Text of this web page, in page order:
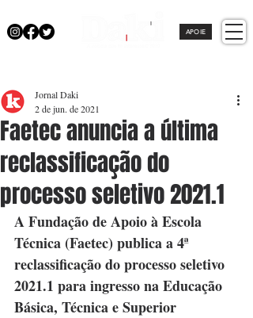
APOIE
Faetec anuncia a última
reclassificação do
processo seletivo 2021.1
Jornal Daki
2 de jun. de 2021
A Fundação de Apoio à Escola
Técnica (Faetec) publica a 4ª
reclassificação do processo seletivo
2021.1 para ingresso na Educação
Básica, Técnica e Superior